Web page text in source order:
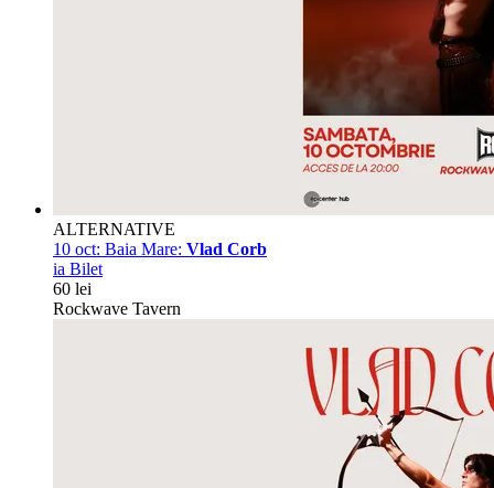
ALTERNATIVE
10 oct: Baia Mare: Vlad Corb
ia Bilet
60 lei
Rockwave Tavern